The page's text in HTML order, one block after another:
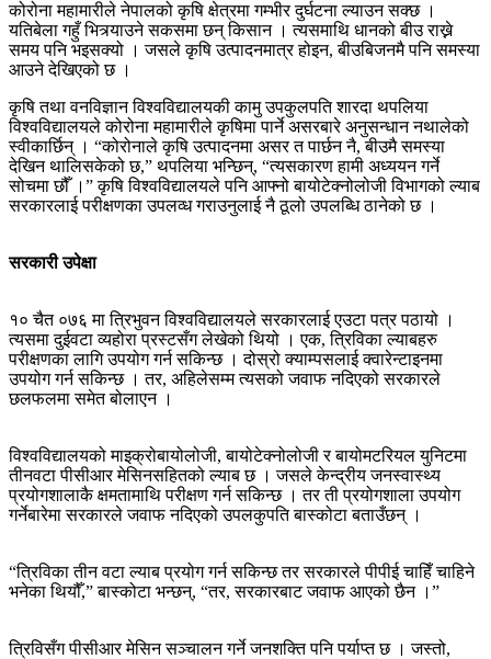
कोरोना महामारीले नेपालको कृषि क्षेत्रमा गम्भीर दुर्घटना ल्याउन सक्छ ।
यतिबेला गहुँ भित्र्याउने सकसमा छन् किसान । त्यसमाथि धानको बीउ राख्ने
समय पनि भइसक्यो । जसले कृषि उत्पादनमात्र होइन, बीउबिजनमै पनि समस्या
आउने देखिएको छ ।
कृषि तथा वनविज्ञान विश्वविद्यालयकी कामु उपकुलपति शारदा थपलिया
विश्वविद्यालयले कोरोना महामारीले कृषिमा पार्ने असरबारे अनुसन्धान नथालेको
स्वीकार्छिन् । “कोरोनाले कृषि उत्पादनमा असर त पार्छन नै, बीउमै समस्या
देखिन थालिसकेको छ,” थपलिया भन्छिन्, “त्यसकारण हामी अध्ययन गर्ने
सोचमा छौँ ।” कृषि विश्वविद्यालयले पनि आफ्नो बायोटेक्नोलोजी विभागको ल्याब
सरकारलाई परीक्षणका उपलव्ध गराउनुलाई नै ठूलो उपलब्धि ठानेको छ ।
सरकारी उपेक्षा
१० चैत ०७६ मा त्रिभुवन विश्वविद्यालयले सरकारलाई एउटा पत्र पठायो ।
त्यसमा दुईवटा व्यहोरा प्रस्टसँग लेखेको थियो । एक, त्रिविका ल्याबहरु
परीक्षणका लागि उपयोग गर्न सकिन्छ । दोस्रो क्याम्पसलाई क्वारेन्टाइनमा
उपयोग गर्न सकिन्छ । तर, अहिलेसम्म त्यसको जवाफ नदिएको सरकारले
छलफलमा समेत बोलाएन ।
विश्वविद्यालयको माइक्रोबायोलोजी, बायोटेक्नोलोजी र बायोमटरियल युनिटमा
तीनवटा पीसीआर मेसिनसहितको ल्याब छ । जसले केन्द्रीय जनस्वास्थ्य
प्रयोगशालाकै क्षमतामाथि परीक्षण गर्न सकिन्छ । तर ती प्रयोगशाला उपयोग
गर्नेबारेमा सरकारले जवाफ नदिएको उपलकुपति बास्कोटा बताउँछन् ।
“त्रिविका तीन वटा ल्याब प्रयोग गर्न सकिन्छ तर सरकारले पीपीई चाहिँ चाहिने
भनेका थियौँ,” बास्कोटा भन्छन्, “तर, सरकारबाट जवाफ आएको छैन ।”
त्रिविसँग पीसीआर मेसिन सञ्चालन गर्ने जनशक्ति पनि पर्याप्त छ । जस्तो,